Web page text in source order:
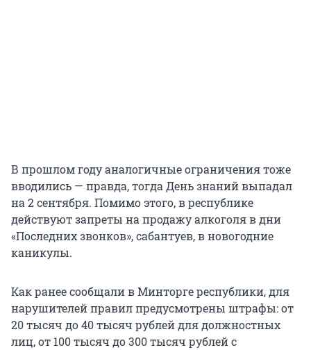
В прошлом году аналогичные ограничения тоже
вводились — правда, тогда День знаний выпадал
на 2 сентября. Помимо этого, в республике
действуют запреты на продажу алкоголя в дни
«Последних звонков», сабантуев, в новогодние
каникулы.
Как ранее сообщали в Минторге республики, для
нарушителей правил предусмотрены штрафы: от
20 тысяч до 40 тысяч рублей для должностных
лиц, от 100 тысяч до 300 тысяч рублей с